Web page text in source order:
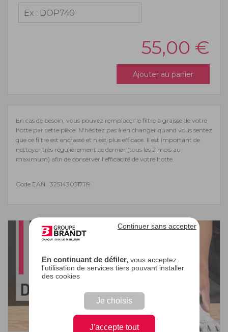
En continuant de défiler,vous acceptez
l'utilisation de services tiers pouvant installer
des cookies
Je choisis
J'accepte tout
Continuer sans accepter
55,00 €
Ajouter au panier
En cas de besoin, vous pouvez remplacer le filtre à graisse de votre
hotte par cette pièce. N'hésitez pas à en changer quand vous sentez
que ce filtre est encrassé et n'est plus efficace. Il est important de
nettoyer très régulièrement ce dernier (tous les 2 mois au
maximum) afin de conserver l'efficacité de votre hotte.
Code EAN : 3251430517119